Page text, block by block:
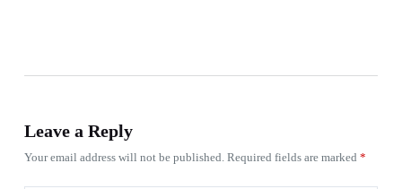
Leave a Reply
Your email address will not be published. Required fields are marked *